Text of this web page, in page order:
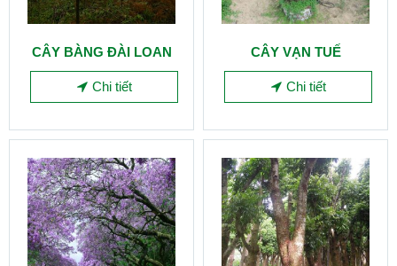
CÂY BÀNG ĐÀI LOAN
Chi tiết
CÂY VẠN TUẾ
Chi tiết